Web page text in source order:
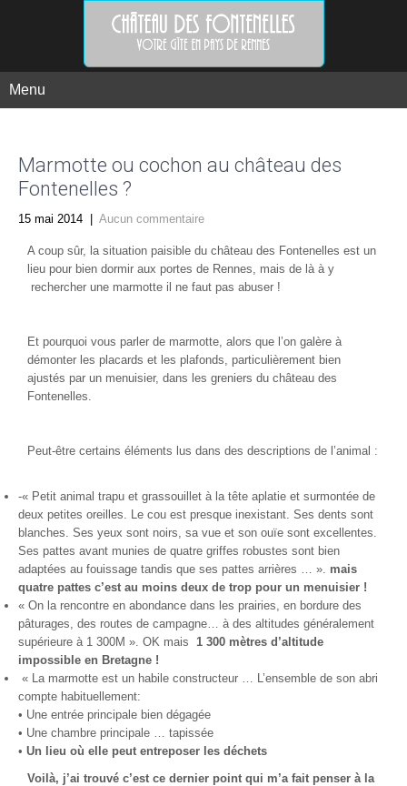
Menu
Marmotte ou cochon au château des
Fontenelles ?
15 mai 2014 Aucun commentaire
A coup sûr, la situation paisible du château des Fontenelles est un
lieu pour bien dormir aux portes de Rennes, mais de là à y
rechercher une marmotte il ne faut pas abuser !
Et pourquoi vous parler de marmotte, alors que l’on galère à
démonter les placards et les plafonds, particulièrement bien
ajustés par un menuisier, dans les greniers du château des
Fontenelles.
Peut-être certains éléments lus dans des descriptions de l’animal :
-« Petit animal trapu et grassouillet à la tête aplatie et surmontée de
deux petites oreilles. Le cou est presque inexistant. Ses dents sont
blanches. Ses yeux sont noirs, sa vue et son ouïe sont excellentes.
Ses pattes avant munies de quatre griffes robustes sont bien
adaptées au fouissage tandis que ses pattes arrières … ». mais
quatre pattes c’est au moins deux de trop pour un menuisier !
« On la rencontre en abondance dans les prairies, en bordure des
pâturages, des routes de campagne… à des altitudes généralement
supérieure à 1 300M ». OK mais 1 300 mètres d’altitude
impossible en Bretagne !
« La marmotte est un habile constructeur … L’ensemble de son abri
compte habituellement:
• Une entrée principale bien dégagée
• Une chambre principale … tapissée
• Un lieu où elle peut entreposer les déchets
Voilà, j’ai trouvé c’est ce dernier point qui m’a fait penser à la